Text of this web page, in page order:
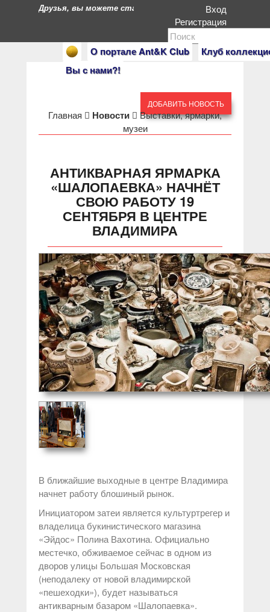
О портале Ant&K Club
Клуб
Вы с нами?!
Друзья, вы можете стать героями нашего портала.
Вход
Регистрация
ДОБАВИТЬ НОВОСТЬ
Главная Новости
Выставки, ярмарки,
музеи
АНТИКВАРНАЯ ЯРМАРКА
«ШАЛОПАЕВКА» НАЧНЁТ
СВОЮ РАБОТУ 19
СЕНТЯБРЯ В ЦЕНТРЕ
ВЛАДИМИРА
В ближайшие выходные в центре Владимира
начнет работу блошиный рынок.
Инициатором затеи является культуртрегер и
владелица букинистического магазина
«Эйдос» Полина Вахотина. Официально
местечко, обживаемое сейчас в одном из
дворов улицы Большая Московская
(неподалеку от новой владимирской
«пешеходки»), будет называться
антикварным базаром «Шалопаевка».